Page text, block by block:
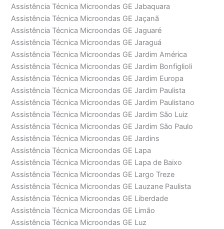
Assistência Técnica Microondas GE Jabaquara
Assistência Técnica Microondas GE Jaçanã
Assistência Técnica Microondas GE Jaguaré
Assistência Técnica Microondas GE Jaraguá
Assistência Técnica Microondas GE Jardim América
Assistência Técnica Microondas GE Jardim Bonfiglioli
Assistência Técnica Microondas GE Jardim Europa
Assistência Técnica Microondas GE Jardim Paulista
Assistência Técnica Microondas GE Jardim Paulistano
Assistência Técnica Microondas GE Jardim São Luiz
Assistência Técnica Microondas GE Jardim São Paulo
Assistência Técnica Microondas GE Jardins
Assistência Técnica Microondas GE Lapa
Assistência Técnica Microondas GE Lapa de Baixo
Assistência Técnica Microondas GE Largo Treze
Assistência Técnica Microondas GE Lauzane Paulista
Assistência Técnica Microondas GE Liberdade
Assistência Técnica Microondas GE Limão
Assistência Técnica Microondas GE Luz